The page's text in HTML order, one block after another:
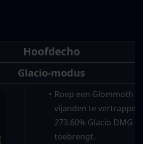
Hoofdecho
Glacio-modus
Roep een Glommoth
vijanden te
273.60% Glacio DMG
toebrengt.